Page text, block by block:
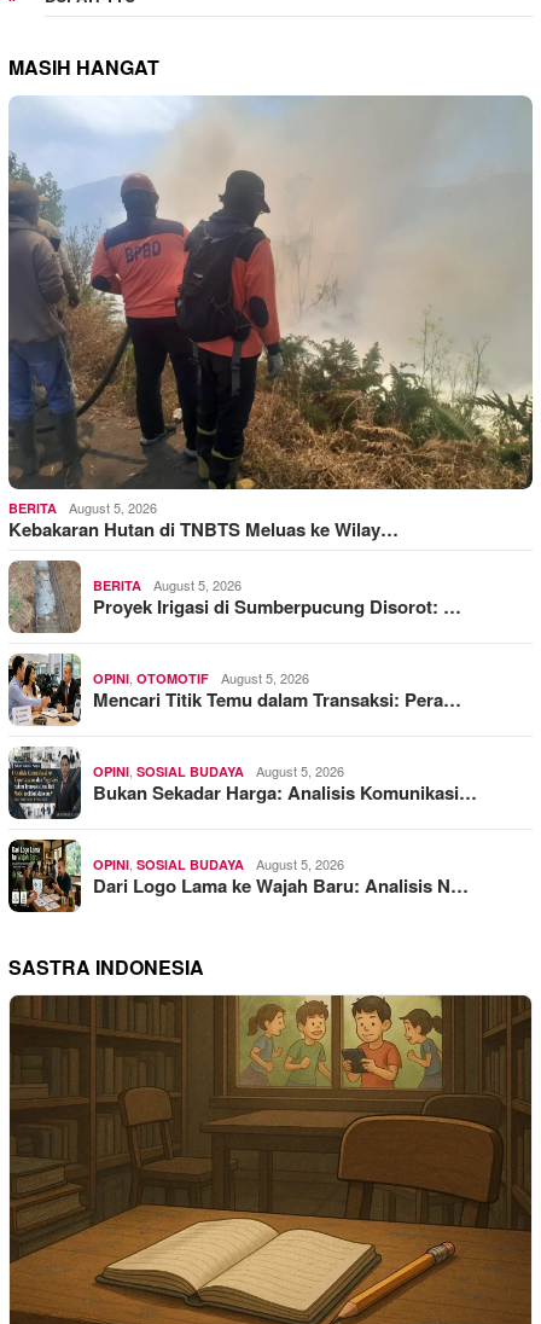
MASIH HANGAT
BERITA August 5, 2026
Kebakaran Hutan di TNBTS Meluas ke Wilay…
BERITA August 5, 2026
Proyek Irigasi di Sumberpucung Disorot: …
OPINI OTOMOTIF August 5, 2026
Mencari Titik Temu dalam Transaksi: Pera…
OPINI SOSIAL BUDAYA August 5, 2026
Bukan Sekadar Harga: Analisis Komunikasi…
OPINI SOSIAL BUDAYA August 5, 2026
Dari Logo Lama ke Wajah Baru: Analisis N…
SASTRA INDONESIA